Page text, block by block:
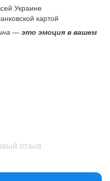
Украине
картой
— это эмоция в вашем
отзыв